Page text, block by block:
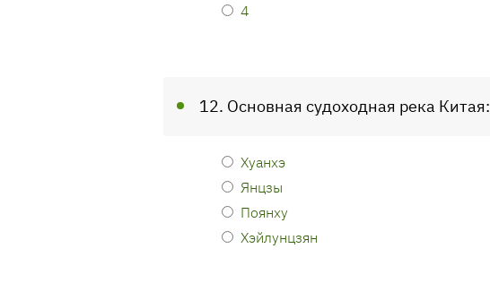
4
12. Основная судоходная река Китая:
Хуанхэ
Янцзы
Поянху
Хэйлунцзян